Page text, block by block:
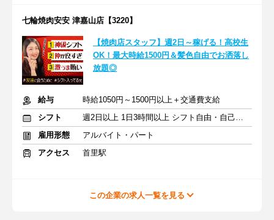
七輪焼肉安安 津嘉山店【3220】
【焼肉店スタッフ】週2日～稼げる！高校生
OK！最大時給1500円＆髪色自由でお洒落し
放題◎
給与
時給1050円～1500円以上＋交通費支給
シフト
週2日以上 1日3時間以上 シフト自由・自己申告
雇用形態
アルバイト・パート
アクセス
首里駅
この企業の求人一覧を見る